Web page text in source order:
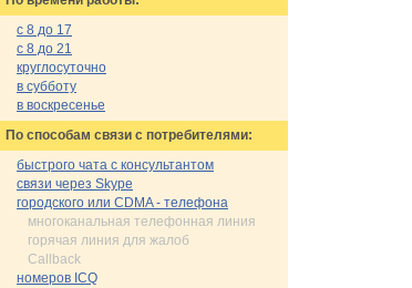
с 8 до 17
с 8 до 21
круглосуточно
в субботу
в воскресенье
По cпособам связи с потребителями:
быстрого чата с консультантом
связи через Skype
городского или CDMA - телефона
многоканальная телефонная линия
горячая линия для жалоб
Callback
номеров ICQ